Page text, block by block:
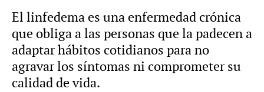
El linfedema es una enfermedad crónica
que obliga a las personas que la padecen a
adaptar hábitos cotidianos para no
agravar los síntomas ni comprometer su
calidad de vida.